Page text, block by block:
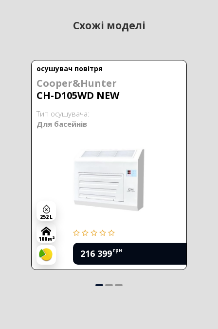
Схожі моделі
осушувач повітря
Cooper&Hunter
CH-D105WD NEW
Тип осушувача:
Для басейнів
216 399 грн
252 L
100 м 2